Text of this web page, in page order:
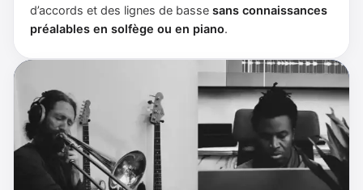
d’accords et des lignes de basse sans connaissances
préalables en solfège ou en piano.